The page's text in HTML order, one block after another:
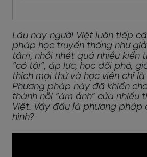
Lâu nay người Việt luôn tiếp
pháp học truyền thống như
tâm, nhồi nhét quá nhiều kiến
“có tội”, áp lực, học đối phó,
thích mọi thứ và học viên chỉ là
Phương pháp này đã khiến
thành nỗi “ám ảnh” của nhiều
Việt. Vậy đâu là phương pháp
hình?